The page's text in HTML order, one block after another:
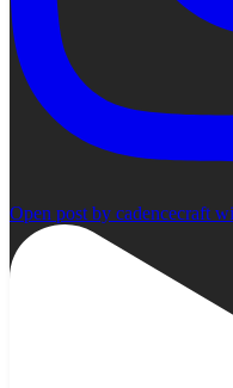
Open post by cadencecraft